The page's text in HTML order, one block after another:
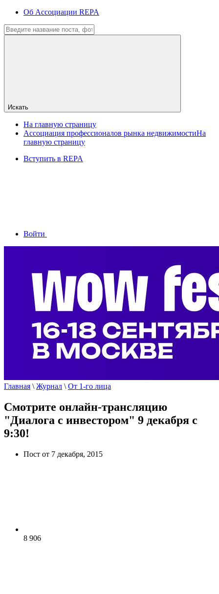
Об Ассоциации REPA
Искать
На главную страницу
Ассоциация профессионалов рынка недвижимостиНа
главную страницу
Вступить в REPA
Войти
Главная \ Журнал \ От 1-го лица
Смотрите онлайн-трансляцию
"Диалога с инвестором" 9 декабря с
9:30!
Пост от 7 декабря, 2015
8 906